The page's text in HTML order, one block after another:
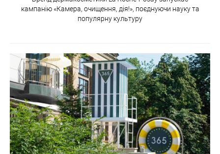
кампанію «Камера, очищення, дія!», поєднуючи науку та
популярну культуру